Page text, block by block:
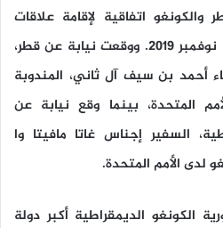
اتفاقية لإقامة علاقات
دبلوماسية في نيويورك في نوفمبر 2019. ووقعت نيابة عن قطر،
أحمد بن سيف آل ثاني، المندوبة
المتحدة، بينما وقع نيابة عن
السفير إجناس غاتا مافيتا وا
لدى الأمم المتحدة.
الكونغو الديمقراطية أكبر دولة